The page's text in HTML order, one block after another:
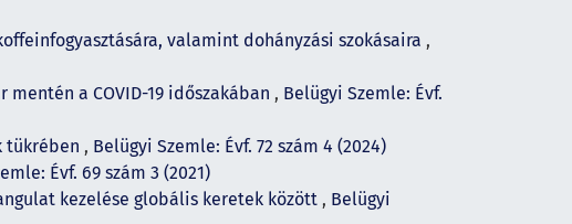
valamint dohányzási szokásaira ,
a COVID-19 időszakában , Belügyi Szemle: Évf.
tükrében , Belügyi Szemle: Évf. 72 szám 4 (2024)
Évf. 69 szám 3 (2021)
kezelése globális keretek között , Belügyi